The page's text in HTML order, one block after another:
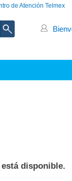
de Atención Telmex
disponible.